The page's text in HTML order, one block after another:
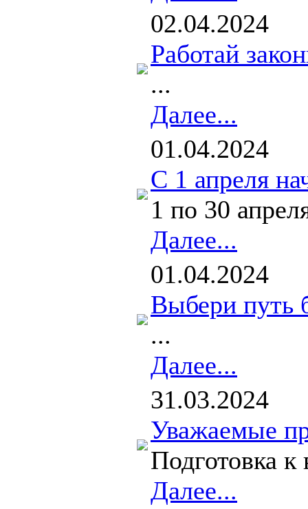
02.04.2024
Работай
...
Далее...
01.04.2024
С 1 апреля
1 по 30
Далее...
01.04.2024
Выбери путь
...
Далее...
31.03.2024
Уважаемые
Подготовка
Далее...